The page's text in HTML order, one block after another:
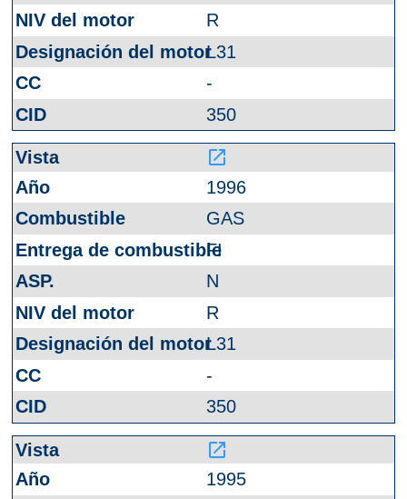
R
L31
-
350
launch
1996
GAS
FI
N
R
L31
-
350
launch
1995